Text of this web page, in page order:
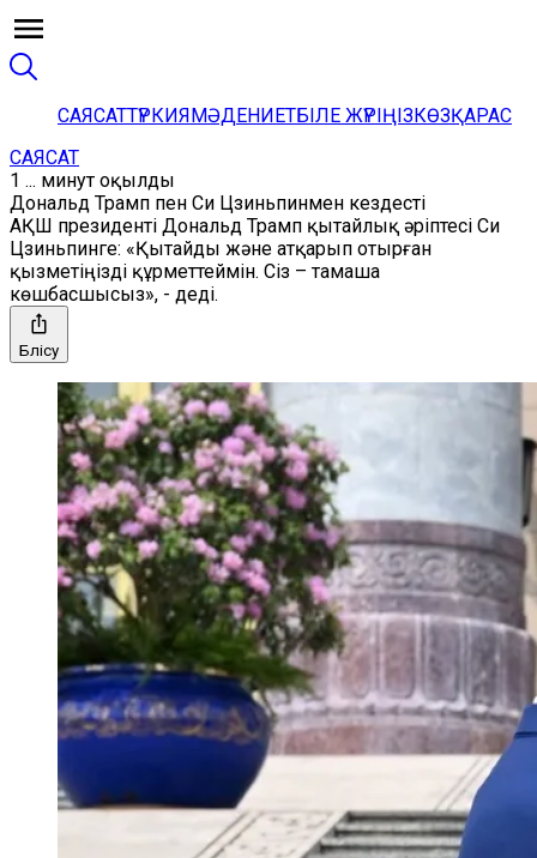
САЯСАТТҮРКИЯМӘДЕНИЕТБІЛЕ ЖҮРІҢІЗКӨЗҚАРАС
САЯСАТ
1 ... минут оқылды
Дональд Трамп пен Си Цзиньпинмен кездесті
АҚШ президенті Дональд Трамп қытайлық әріптесі Си
Цзиньпинге: «Қытайды және атқарып отырған
қызметіңізді құрметтеймін. Сіз – тамаша
көшбасшысыз», - деді.
Бөлісу